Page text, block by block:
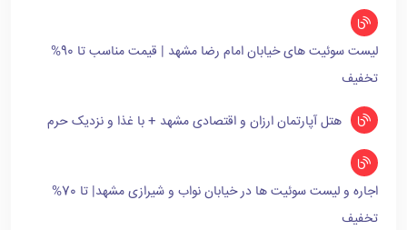
لیست سوئیت های خیابان امام رضا مشهد | قیمت مناسب تا 90%
تخفیف
هتل آپارتمان ارزان و اقتصادی مشهد + با غذا و نزدیک حرم
اجاره و لیست سوئیت ها در خیابان نواب و شیرازی مشهد| تا 70%
تخفیف